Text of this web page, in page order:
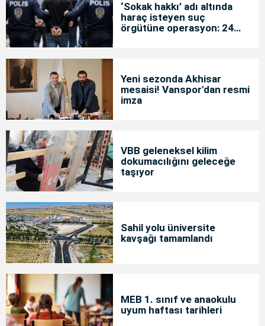
‘Sokak hakkı’ adı altında
haraç isteyen suç
örgütüne operasyon: 24
Yeni sezonda Akhisar
mesaisi! Vanspor'dan resmi
imza
VBB geleneksel kilim
dokumacılığını geleceğe
taşıyor
Sahil yolu üniversite
kavşağı tamamlandı
MEB 1. sınıf ve anaokulu
uyum haftası tarihleri